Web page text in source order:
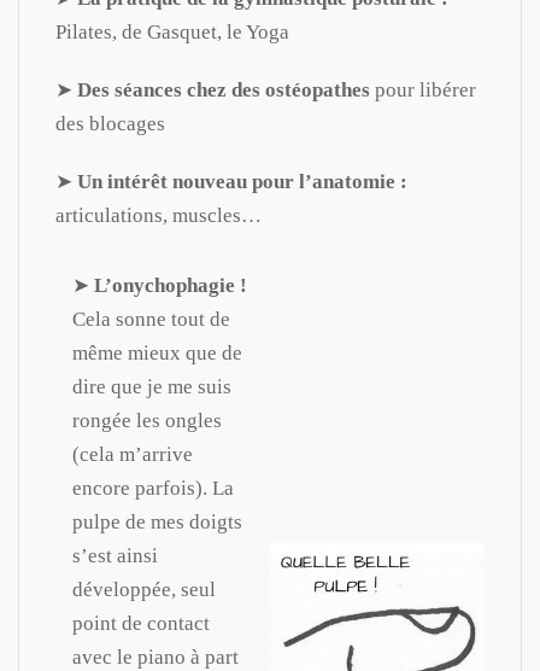
Pilates, de Gasquet, le Yoga
➤ Des séances chez des ostéopathes pour libérer
des blocages
➤ Un intérêt nouveau pour l’anatomie :
articulations, muscles…
➤ L’onychophagie !
Cela sonne tout de
même mieux que de
dire que je me suis
rongée les ongles
(cela m’arrive
encore parfois). La
pulpe de mes doigts
s’est ainsi
développée, seul
point de contact
avec le piano à part